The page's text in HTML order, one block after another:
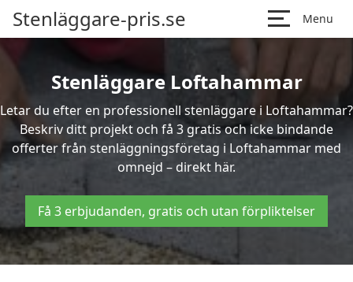
Stenläggare-pris.se Menu
Stenläggare Loftahammar
Letar du efter en professionell stenläggare i Loftahammar?
Beskriv ditt projekt och få 3 gratis och icke bindande
offerter från stenläggningsföretag i Loftahammar med
omnejd – direkt här.
Få 3 erbjudanden, gratis och utan förpliktelser